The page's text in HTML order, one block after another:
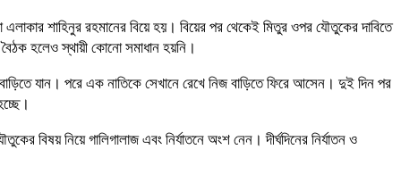
শাহিনুর রহমানের বিয়ে হয়। বিয়ের পর থেকেই মিতুর ওপর যৌতুকের দাবিতে
বৈঠক হলেও স্থায়ী কোনো সমাধান হয়নি।
যান। পরে এক নাতিকে সেখানে রেখে নিজ বাড়িতে ফিরে আসেন। দুই দিন পর
বিষয় নিয়ে গালিগালাজ এবং নির্যাতনে অংশ নেন। দীর্ঘদিনের নির্যাতন ও